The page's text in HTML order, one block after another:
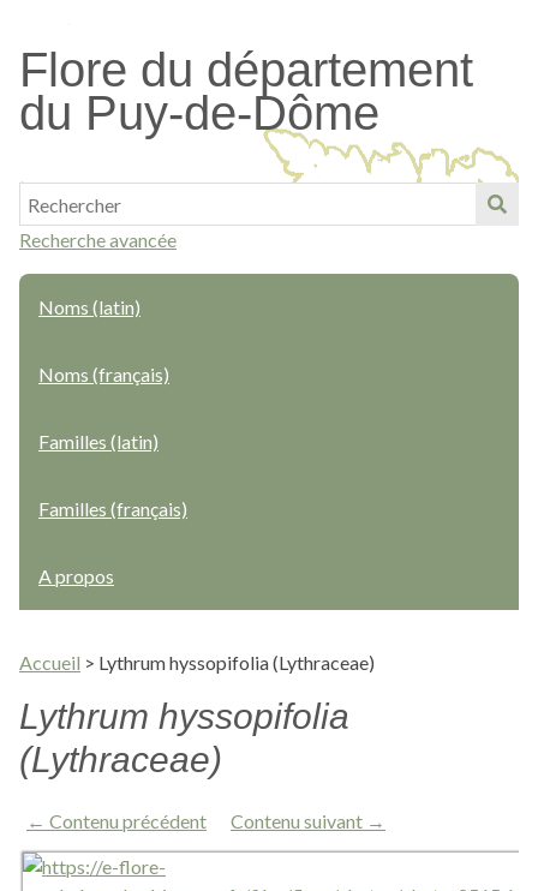
contenu
principal
Flore du département
du Puy-de-Dôme
Recherche avancée
Noms (latin)
Noms (français)
Familles (latin)
Familles (français)
A propos
Accueil > Lythrum hyssopifolia (Lythraceae)
Lythrum hyssopifolia
(Lythraceae)
← Contenu précédent Contenu suivant →